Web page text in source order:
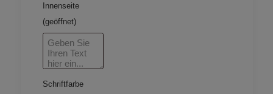
Innenseite
(geöffnet)
Schriftfarbe